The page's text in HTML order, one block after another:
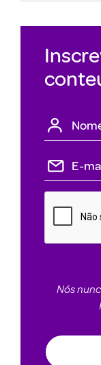
Nós